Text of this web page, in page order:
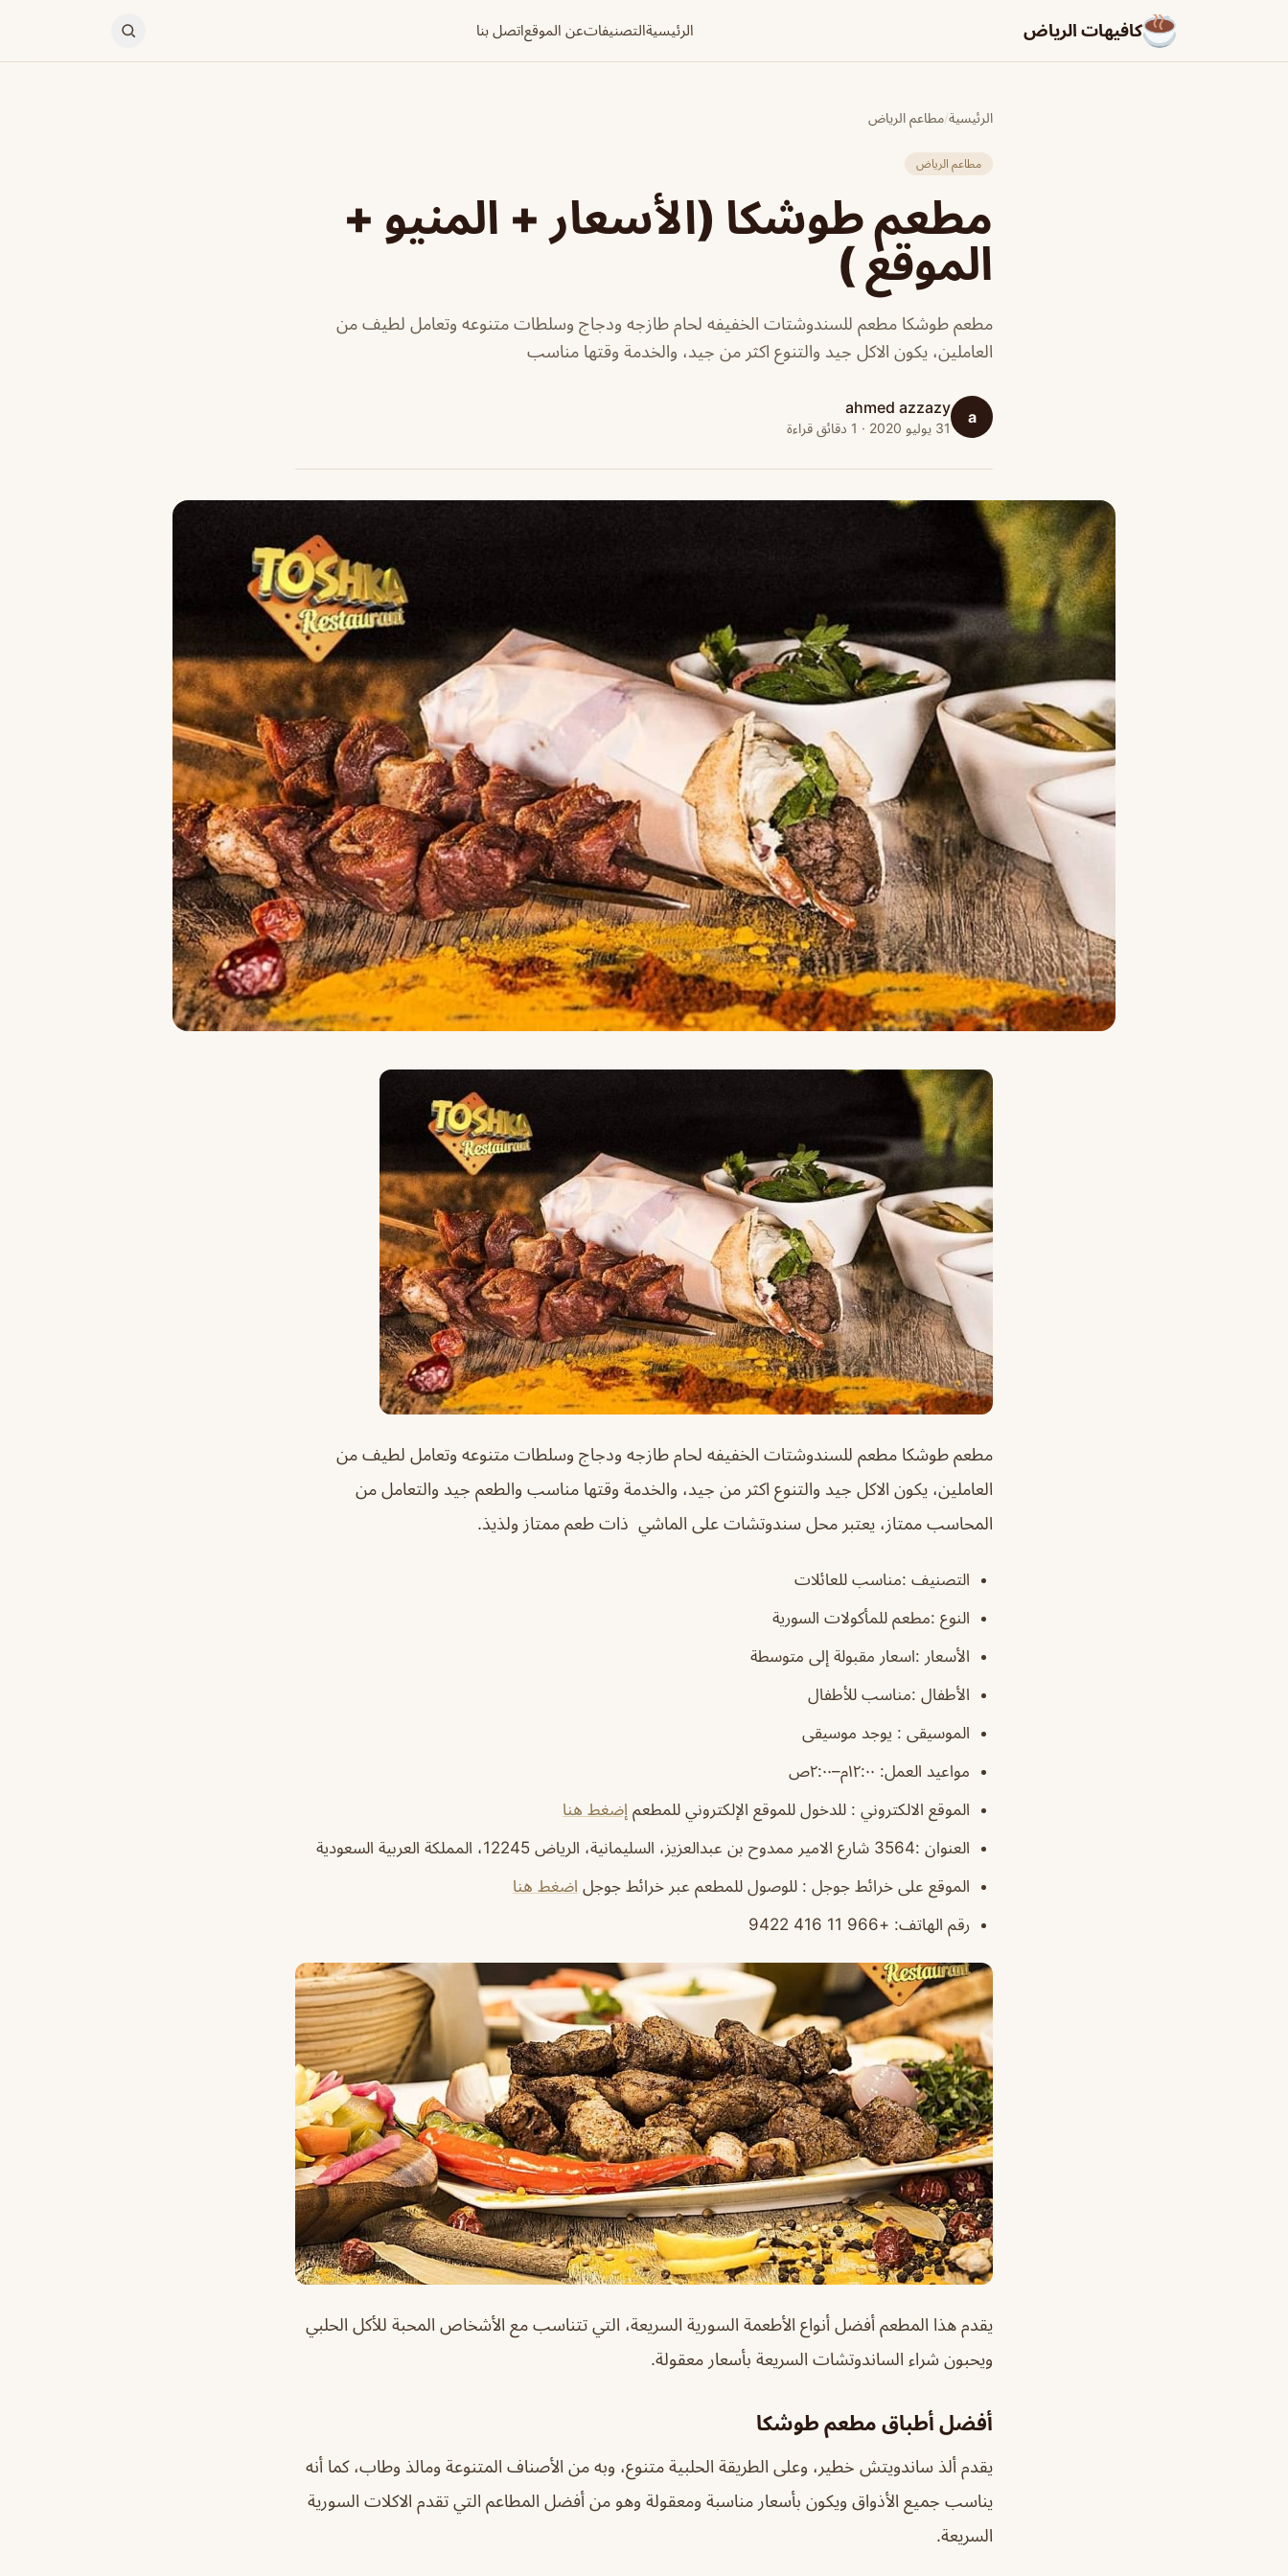
كافيهات الرياض الرئيسيةالتصنيفاتعن الموقعاتصل بنا
الرئيسية/مطاعم الرياض
مطاعم الرياض
مطعم طوشكا (الأسعار + المنيو +
الموقع )
مطعم طوشكا مطعم للسندوشتات الخفيفه لحام طازجه ودجاج وسلطات متنوعه وتعامل لطيف من
العاملين، يكون الاكل جيد والتنوع اكثر من جيد، والخدمة وقتها مناسب
a
ahmed azzazy
31 يوليو 2020 · 1 دقائق قراءة
مطعم طوشكا مطعم للسندوشتات الخفيفه لحام طازجه ودجاج وسلطات متنوعه وتعامل لطيف من
العاملين، يكون الاكل جيد والتنوع اكثر من جيد، والخدمة وقتها مناسب والطعم جيد والتعامل من
المحاسب ممتاز، يعتبر محل سندوتشات على الماشي ذات طعم ممتاز ولذيذ.
التصنيف :مناسب للعائلات
النوع :مطعم للمأكولات السورية
الأسعار :اسعار مقبولة إلى متوسطة
الأطفال :مناسب للأطفال
الموسيقى : يوجد موسيقى
مواعيد العمل: ١٢:٠٠م–٢:٠٠ص
الموقع الالكتروني : للدخول للموقع الإلكتروني للمطعم إضغط هنا
العنوان :3564 شارع الامير ممدوح بن عبدالعزيز، السليمانية، الرياض 12245، المملكة العربية السعودية
الموقع على خرائط جوجل : للوصول للمطعم عبر خرائط جوجل اضغط هنا
رقم الهاتف: +966 11 416 9422
يقدم هذا المطعم أفضل أنواع الأطعمة السورية السريعة، التي تتناسب مع الأشخاص المحبة للأكل الحلبي
ويحبون شراء الساندوتشات السريعة بأسعار معقولة.
أفضل أطباق مطعم طوشكا
يقدم ألذ ساندويتش خطير، وعلى الطريقة الحلبية متنوع، وبه من الأصناف المتنوعة ومالذ وطاب، كما أنه
يناسب جميع الأذواق ويكون بأسعار مناسبة ومعقولة وهو من أفضل المطاعم التي تقدم الاكلات السورية
السريعة.